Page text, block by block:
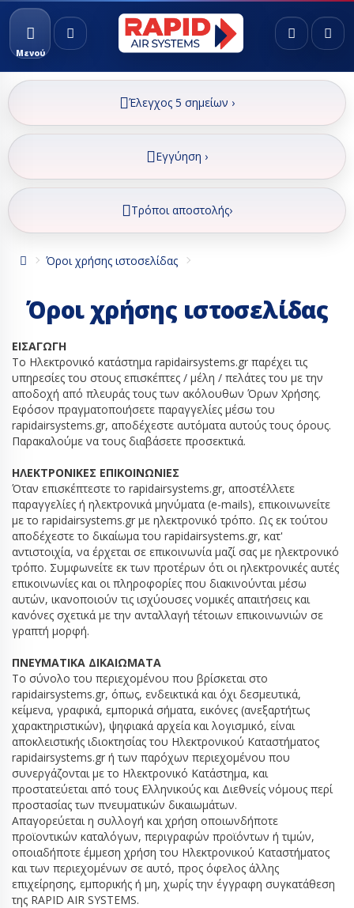
Μενού
Έλεγχος 5 σημείων ›
Εγγύηση ›
Τρόποι αποστολής›
Όροι χρήσης ιστοσελίδας
Όροι χρήσης ιστοσελίδας
ΕΙΣΑΓΩΓΗ
Το Ηλεκτρονικό κατάστημα rapidairsystems.gr παρέχει τις
υπηρεσίες του στους επισκέπτες / μέλη / πελάτες του με την
αποδοχή από πλευράς τους των ακόλουθων Όρων Χρήσης.
Εφόσον πραγματοποιήσετε παραγγελίες μέσω του
rapidairsystems.gr, αποδέχεστε αυτόματα αυτούς τους όρους.
Παρακαλούμε να τους διαβάσετε προσεκτικά.
ΗΛΕΚΤΡΟΝΙΚΕΣ ΕΠΙΚΟΙΝΩΝΙΕΣ
Όταν επισκέπτεστε το rapidairsystems.gr, αποστέλλετε
παραγγελίες ή ηλεκτρονικά μηνύματα (e-mails), επικοινωνείτε
με το rapidairsystems.gr με ηλεκτρονικό τρόπο. Ως εκ τούτου
αποδέχεστε το δικαίωμα του rapidairsystems.gr, κατ'
αντιστοιχία, να έρχεται σε επικοινωνία μαζί σας με ηλεκτρονικό
τρόπο. Συμφωνείτε εκ των προτέρων ότι οι ηλεκτρονικές αυτές
επικοινωνίες και οι πληροφορίες που διακινούνται μέσω
αυτών, ικανοποιούν τις ισχύουσες νομικές απαιτήσεις και
κανόνες σχετικά με την ανταλλαγή τέτοιων επικοινωνιών σε
γραπτή μορφή.
ΠΝΕΥΜΑΤΙΚΑ ΔΙΚΑΙΩΜΑΤΑ
Το σύνολο του περιεχομένου που βρίσκεται στο
rapidairsystems.gr, όπως, ενδεικτικά και όχι δεσμευτικά,
κείμενα, γραφικά, εμπορικά σήματα, εικόνες (ανεξαρτήτως
χαρακτηριστικών), ψηφιακά αρχεία και λογισμικό, είναι
αποκλειστικής ιδιοκτησίας του Ηλεκτρονικού Καταστήματος
rapidairsystems.gr ή των παρόχων περιεχομένου που
συνεργάζονται με το Ηλεκτρονικό Κατάστημα, και
προστατεύεται από τους Ελληνικούς και Διεθνείς νόμους περί
προστασίας των πνευματικών δικαιωμάτων.
Απαγορεύεται η συλλογή και χρήση οποιωνδήποτε
προϊοντικών καταλόγων, περιγραφών προϊόντων ή τιμών,
οποιαδήποτε έμμεση χρήση του Ηλεκτρονικού Καταστήματος
και των περιεχομένων σε αυτό, προς όφελος άλλης
επιχείρησης, εμπορικής ή μη, χωρίς την έγγραφη συγκατάθεση
της RAPID AIR SYSTEMS.